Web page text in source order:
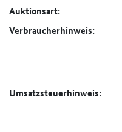
Auktionsart:
Verbraucher­hinweis:
Umsatzsteuer­hinweis: